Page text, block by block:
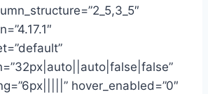
hover_enabled=”0″